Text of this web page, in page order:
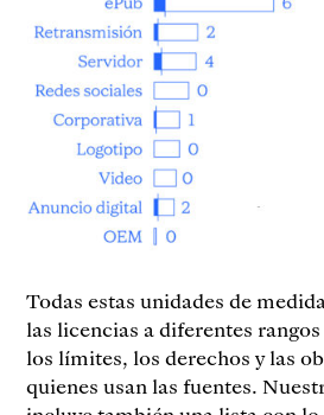
Todas estas unidades de
las licencias a diferentes
los límites, los derechos y las
quienes usan las fuentes.